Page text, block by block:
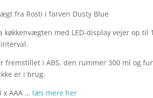
fra Rosti i farven Dusty Blue
køkkenvægten med LED-display vejer op til
fremstillet i ABS, den rummer 300 ml og
er i brug.
x AAA … læs mere her